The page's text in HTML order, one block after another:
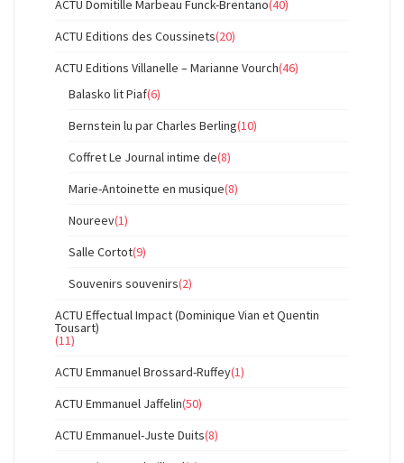
ACTU Domitille Marbeau Funck-Brentano(40)
ACTU Editions des Coussinets(20)
ACTU Editions Villanelle – Marianne Vourch(46)
Balasko lit Piaf(6)
Bernstein lu par Charles Berling(10)
Coffret Le Journal intime de(8)
Marie-Antoinette en musique(8)
Noureev(1)
Salle Cortot(9)
Souvenirs souvenirs(2)
ACTU Effectual Impact (Dominique Vian et Quentin
Tousart)
(11)
ACTU Emmanuel Brossard-Ruffey(1)
ACTU Emmanuel Jaffelin(50)
ACTU Emmanuel-Juste Duits(8)